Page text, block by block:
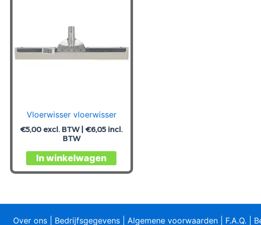
Vloerwisser vloerwisser
€5,00excl. BTW |€6,05incl.
BTW
In winkelwagen
Over ons Bedrijfsgegevens Algemene voorwaarden F.A.Q.